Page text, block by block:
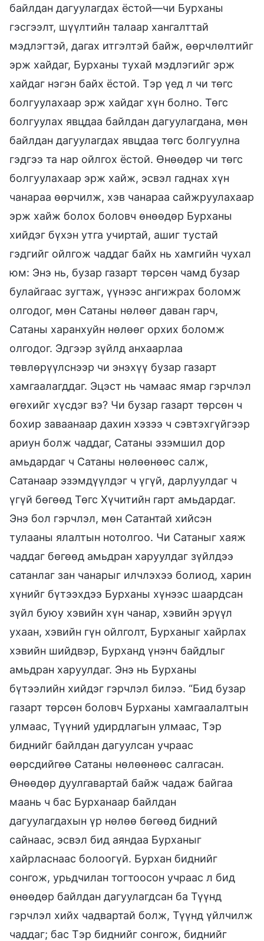
байлдан дагуулагдах ёстой—чи Бурханы
гэсгээлт, шүүлтийн талаар хангалттай
мэдлэгтэй, дагах итгэлтэй байж, өөрчлөлтийг
эрж хайдаг, Бурханы тухай мэдлэгийг эрж
хайдаг нэгэн байх ёстой. Тэр үед л чи төгс
болгуулахаар эрж хайдаг хүн болно. Төгс
болгуулах явцдаа байлдан дагуулагдана, мөн
байлдан дагуулагдах явцдаа төгс болгуулна
гэдгээ та нар ойлгох ёстой. Өнөөдөр чи төгс
болгуулахаар эрж хайж, эсвэл гаднах хүн
чанараа өөрчилж, хэв чанараа сайжруулахаар
эрж хайж болох боловч өнөөдөр Бурханы
хийдэг бүхэн утга учиртай, ашиг тустай
гэдгийг ойлгож чаддаг байх нь хамгийн чухал
юм: Энэ нь, бузар газарт төрсөн чамд бузар
булайгаас зугтаж, үүнээс ангижрах боломж
олгодог, мөн Сатаны нөлөөг даван гарч,
Сатаны харанхуйн нөлөөг орхих боломж
олгодог. Эдгээр зүйлд анхаарлаа
төвлөрүүлснээр чи энэхүү бузар газарт
хамгаалагддаг. Эцэст нь чамаас ямар гэрчлэл
өгөхийг хүсдэг вэ? Чи бузар газарт төрсөн ч
бохир заваанаар дахин хэзээ ч сэвтэхгүйгээр
ариун болж чаддаг, Сатаны эзэмшил дор
амьдардаг ч Сатаны нөлөөнөөс салж,
Сатанаар эзэмдүүлдэг ч үгүй, дарлуулдаг ч
үгүй бөгөөд Төгс Хүчитийн гарт амьдардаг.
Энэ бол гэрчлэл, мөн Сатантай хийсэн
тулааны ялалтын нотолгоо. Чи Сатаныг хаяж
чаддаг бөгөөд амьдран харуулдаг зүйлдээ
сатанлаг зан чанарыг илчлэхээ болиод, харин
хүнийг бүтээхдээ Бурханы хүнээс шаардсан
зүйл буюу хэвийн хүн чанар, хэвийн эрүүл
ухаан, хэвийн гүн ойлголт, Бурханыг хайрлах
хэвийн шийдвэр, Бурханд үнэнч байдлыг
амьдран харуулдаг. Энэ нь Бурханы
бүтээлийн хийдэг гэрчлэл билээ. “Бид бузар
газарт төрсөн боловч Бурханы хамгаалалтын
улмаас, Түүний удирдлагын улмаас, Тэр
биднийг байлдан дагуулсан учраас
өөрсдийгөө Сатаны нөлөөнөөс салгасан.
Өнөөдөр дуулгавартай байж чадаж байгаа
маань ч бас Бурханаар байлдан
дагуулагдахын үр нөлөө бөгөөд бидний
сайнаас, эсвэл бид аяндаа Бурханыг
хайрласнаас болоогүй. Бурхан биднийг
сонгож, урьдчилан тогтоосон учраас л бид
өнөөдөр байлдан дагуулагдсан ба Түүнд
гэрчлэл хийх чадвартай болж, Түүнд үйлчилж
чаддаг; бас Тэр биднийг сонгож, биднийг